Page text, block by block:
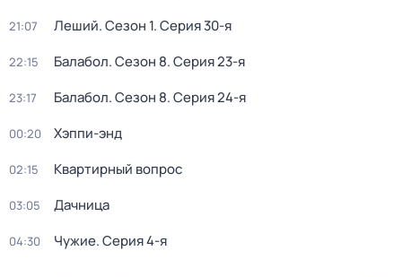
21:07 Леший. Сезон 1. Серия 30-я
22:15 Балабол. Сезон 8. Серия 23-я
23:17 Балабол. Сезон 8. Серия 24-я
00:20 Хэппи-энд
02:15 Квартирный вопрос
03:05 Дачница
04:30 Чужие. Серия 4-я